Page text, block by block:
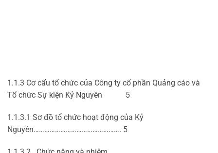
1.1.3 Cơ cấu tổ chức của Công ty cổ phần Quảng cáo và
Tổ chức Sự kiện Kỷ Nguyên 5
1.1.3.1 Sơ đồ tổ chức hoạt động của Kỷ
Nguyên…………………………………………. 5